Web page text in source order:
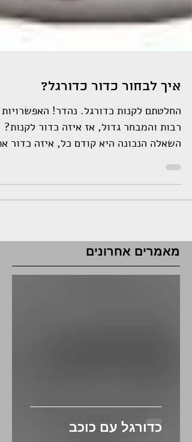
איך לבחור כדור כדורגל?
החלטתם לקנות כדורגל. נהדר! האפשרויות
רבות והמבחר גדול, אז איזה כדור לקנות?
השאלה הנכונה היא קודם כל, איזה כדור
צריכים? כדי לענות על...
מאמרים אחרונים